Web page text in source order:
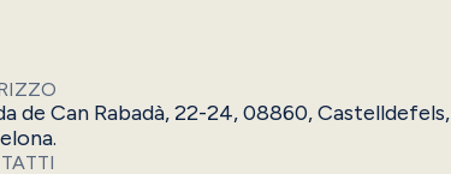
de Can Rabadà, 22-24, 08860, Castelldefels,